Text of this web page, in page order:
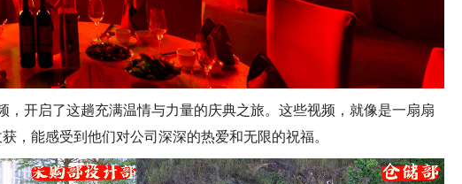
开启了这趟充满温情与力量的庆典之旅。这些视频，就像是一扇扇
，能感受到他们对公司深深的热爱和无限的祝福。